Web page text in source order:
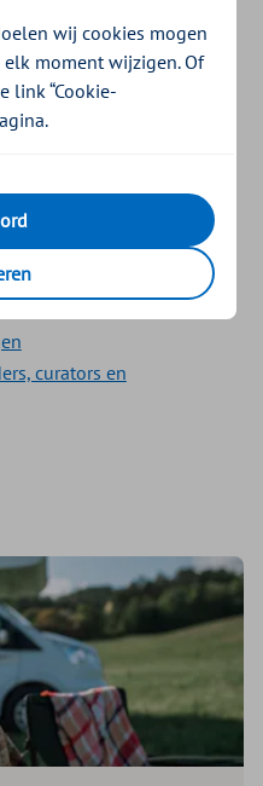
of jaar? Als je een
zal je je betaaltermijn
betalingsregeling
curators en
wij cookies mogen
elk moment wijzigen. Of
link “Cookie-